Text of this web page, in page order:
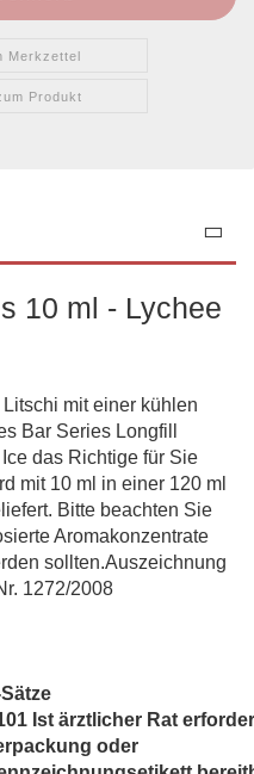
Merkzettel
Produkt
10 ml - Lychee
mit einer kühlen
Bar Series Longfill
das Richtige für Sie
mit 10 ml in einer 120 ml
Bitte beachten Sie
Aromakonzentrate
sollten.Auszeichnung
1272/2008
Sätze
Ist ärztlicher Rat
oder